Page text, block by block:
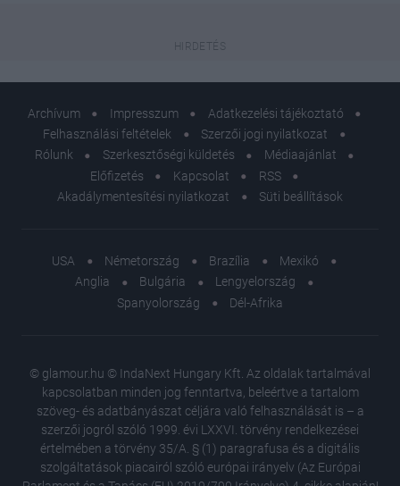
Archívum Impresszum
Adatkezelési tájékoztató
Felhasználási feltételek
Szerzői jogi nyilatkozat
Rólunk
Szerkesztőségi küldetés
Médiaajánlat
Előfizetés
Kapcsolat
RSS
Akadálymentesítési nyilatkozat
Süti beállítások
USA Németország Brazília
Mexikó
Anglia
Bulgária
Lengyelország
Spanyolország
Dél-Afrika
© glamour.hu © IndaNext Hungary Kft. Az oldalak tartalmával
kapcsolatban minden jog fenntartva, beleértve a tartalom
szöveg- és adatbányászat céljára való felhasználását is – a
szerzői jogról szóló 1999. évi LXXVI. törvény rendelkezései
értelmében a törvény 35/A. § (1) paragrafusa és a digitális
szolgáltatások piacairól szóló európai irányelv (Az Európai